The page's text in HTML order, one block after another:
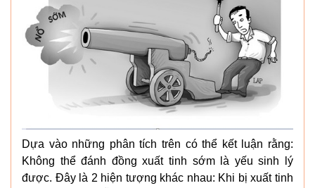
Dựa vào những phân tích trên có thể kết luận rằng:
Không thể đánh đồng xuất tinh sớm là yếu sinh lý
được. Đây là 2 hiện tượng khác nhau: Khi bị xuất tinh